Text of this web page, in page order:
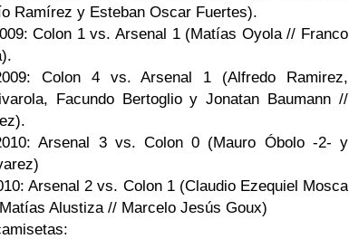
Ramírez y Esteban Oscar Fuertes).
Colon 1 vs. Arsenal 1 (Matías Oyola // Franco
Colon 4 vs. Arsenal 1 (Alfredo Ramirez,
Facundo Bertoglio y Jonatan Baumann //
Arsenal 3 vs. Colon 0 (Mauro Óbolo -2- y
Arsenal 2 vs. Colon 1 (Claudio Ezequiel Mosca
Alustiza // Marcelo Jesús Goux)